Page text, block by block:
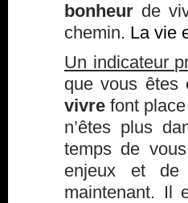
bonheur de
chemin. La vie
Un indicateur
que vous
vivre font
n’êtes plus
temps de
enjeux et
maintenant. Il